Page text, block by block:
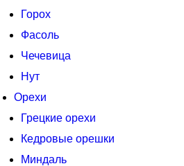
Горох
Фасоль
Чечевица
Нут
Орехи
Грецкие орехи
Кедровые орешки
Миндаль